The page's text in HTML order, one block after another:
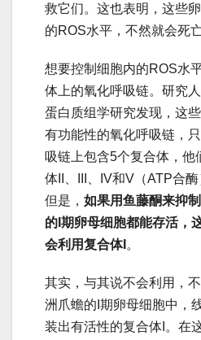
救它们。这也表明，这些
的ROS水平，不然就会死亡
想要控制细胞内的ROS水
体上的氧化呼吸链。研究
蛋白质组学研究发现，这
有功能性的氧化呼吸链，
吸链上包含5个复合体，他
体II、III、IV和V（ATP合酶
但是， 如果用鱼藤酮来抑
的I期卵母细胞都能存活，
会利用复合体I 。
其实，与其说不会利用，
洲爪蟾的I期卵母细胞中，
装出有活性的复合体I。在